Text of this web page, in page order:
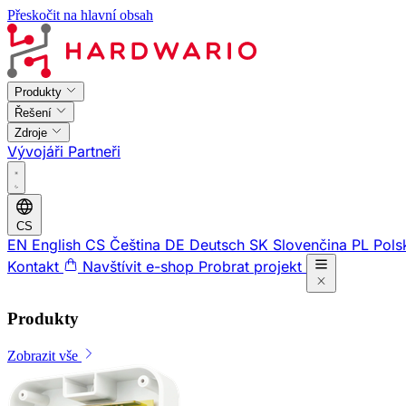
Přeskočit na hlavní obsah
Produkty
Řešení
Zdroje
Vývojáři Partneři
CS
EN English CS Čeština DE Deutsch SK Slovenčina PL
Kontakt
Navštívit e-shop Probrat projekt
Produkty
Zobrazit vše